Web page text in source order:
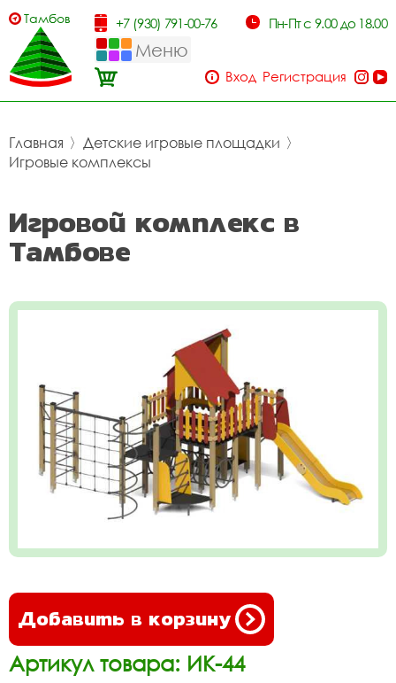
Тамбов +7 (930) 791-00-76 Пн-Пт с 9.00 до 18.00
Меню
Вход Регистрация
Главная 〉 Детские игровые площадки 〉
Игровые комплексы
Игровой комплекс в
Тамбове
Добавить в корзину
Артикул товара: ИК-44